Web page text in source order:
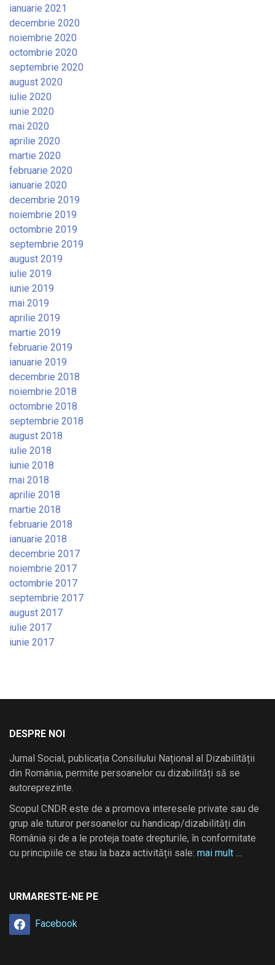
ianuarie 2021
decembrie 2020
noiembrie 2020
octombrie 2020
septembrie 2020
august 2020
iulie 2020
iunie 2020
mai 2020
aprilie 2020
martie 2020
februarie 2020
ianuarie 2020
decembrie 2019
noiembrie 2019
octombrie 2019
septembrie 2019
august 2019
iulie 2019
iunie 2019
mai 2019
aprilie 2019
martie 2019
februarie 2019
ianuarie 2019
decembrie 2018
noiembrie 2018
octombrie 2018
septembrie 2018
august 2018
iulie 2018
iunie 2018
mai 2018
aprilie 2018
martie 2018
februarie 2018
ianuarie 2018
decembrie 2017
noiembrie 2017
octombrie 2017
septembrie 2017
august 2017
iulie 2017
iunie 2017
DESPRE NOI
Jurnal Social, publicația Consiliului Național al Dizabilității
din România, permite persoanelor cu dizabilități să se
autoreprezinte.
Scopul CNDR este de a promova interesele private sau de
grup ale tuturor persoanelor cu handicap/dizabilități din
România și de a le proteja toate drepturile, în conformitate
cu principiile ce stau la baza activității sale: mai mult …
URMARESTE-NE PE
Facebook